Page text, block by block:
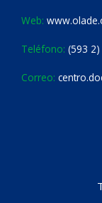
Web:
Teléfono: (593
Correo: